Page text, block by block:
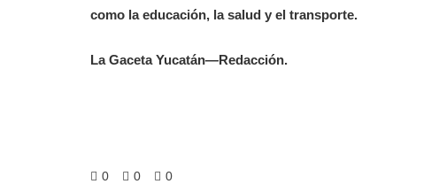
como la educación, la salud y el transporte.
La Gaceta Yucatán—Redacción.
0 0 0